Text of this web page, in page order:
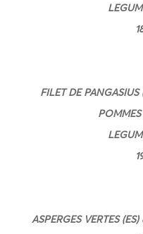
FILET DE PANGASIUS
ASPERGES VERTES